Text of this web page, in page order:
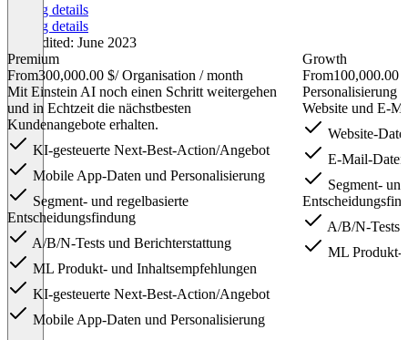
Pricing details
Pricing details
Last edited: June 2023
Premium
From300,000.00 $/ Organisation / month
Mit Einstein AI noch einen Schritt weitergehen
und in Echtzeit die nächstbesten
Kundenangebote erhalten.
KI-gesteuerte Next-Best-Action/Angebot
Mobile App-Daten und Personalisierung
Segment- und regelbasierte
Entscheidungsfindung
A/B/N-Tests und Berichterstattung
ML Produkt- und Inhaltsempfehlungen
KI-gesteuerte Next-Best-Action/Angebot
Mobile App-Daten und Personalisierung
Growth
From100,000.00
Personalisierung
Website und E-
Website-
E-Mail-
Segment-
A/B/N-Tests
ML Produkt-